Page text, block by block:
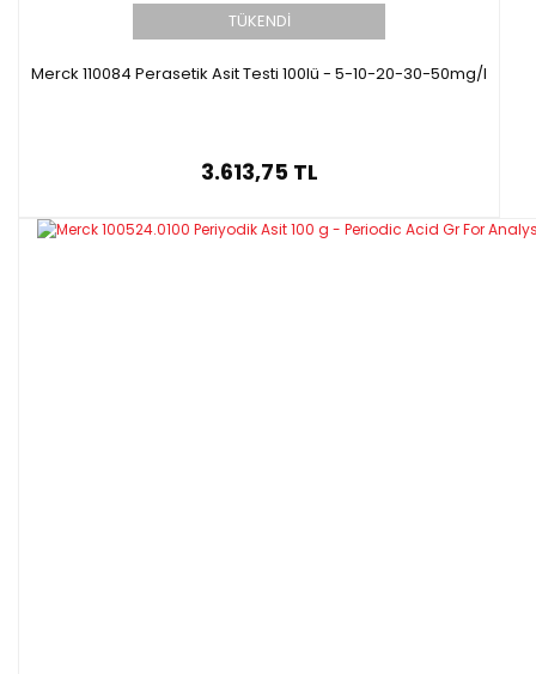
TÜKENDİ
Merck 110084 Perasetik Asit Testi 100lü - 5-10-20-30-50mg/l
3.613,75 TL